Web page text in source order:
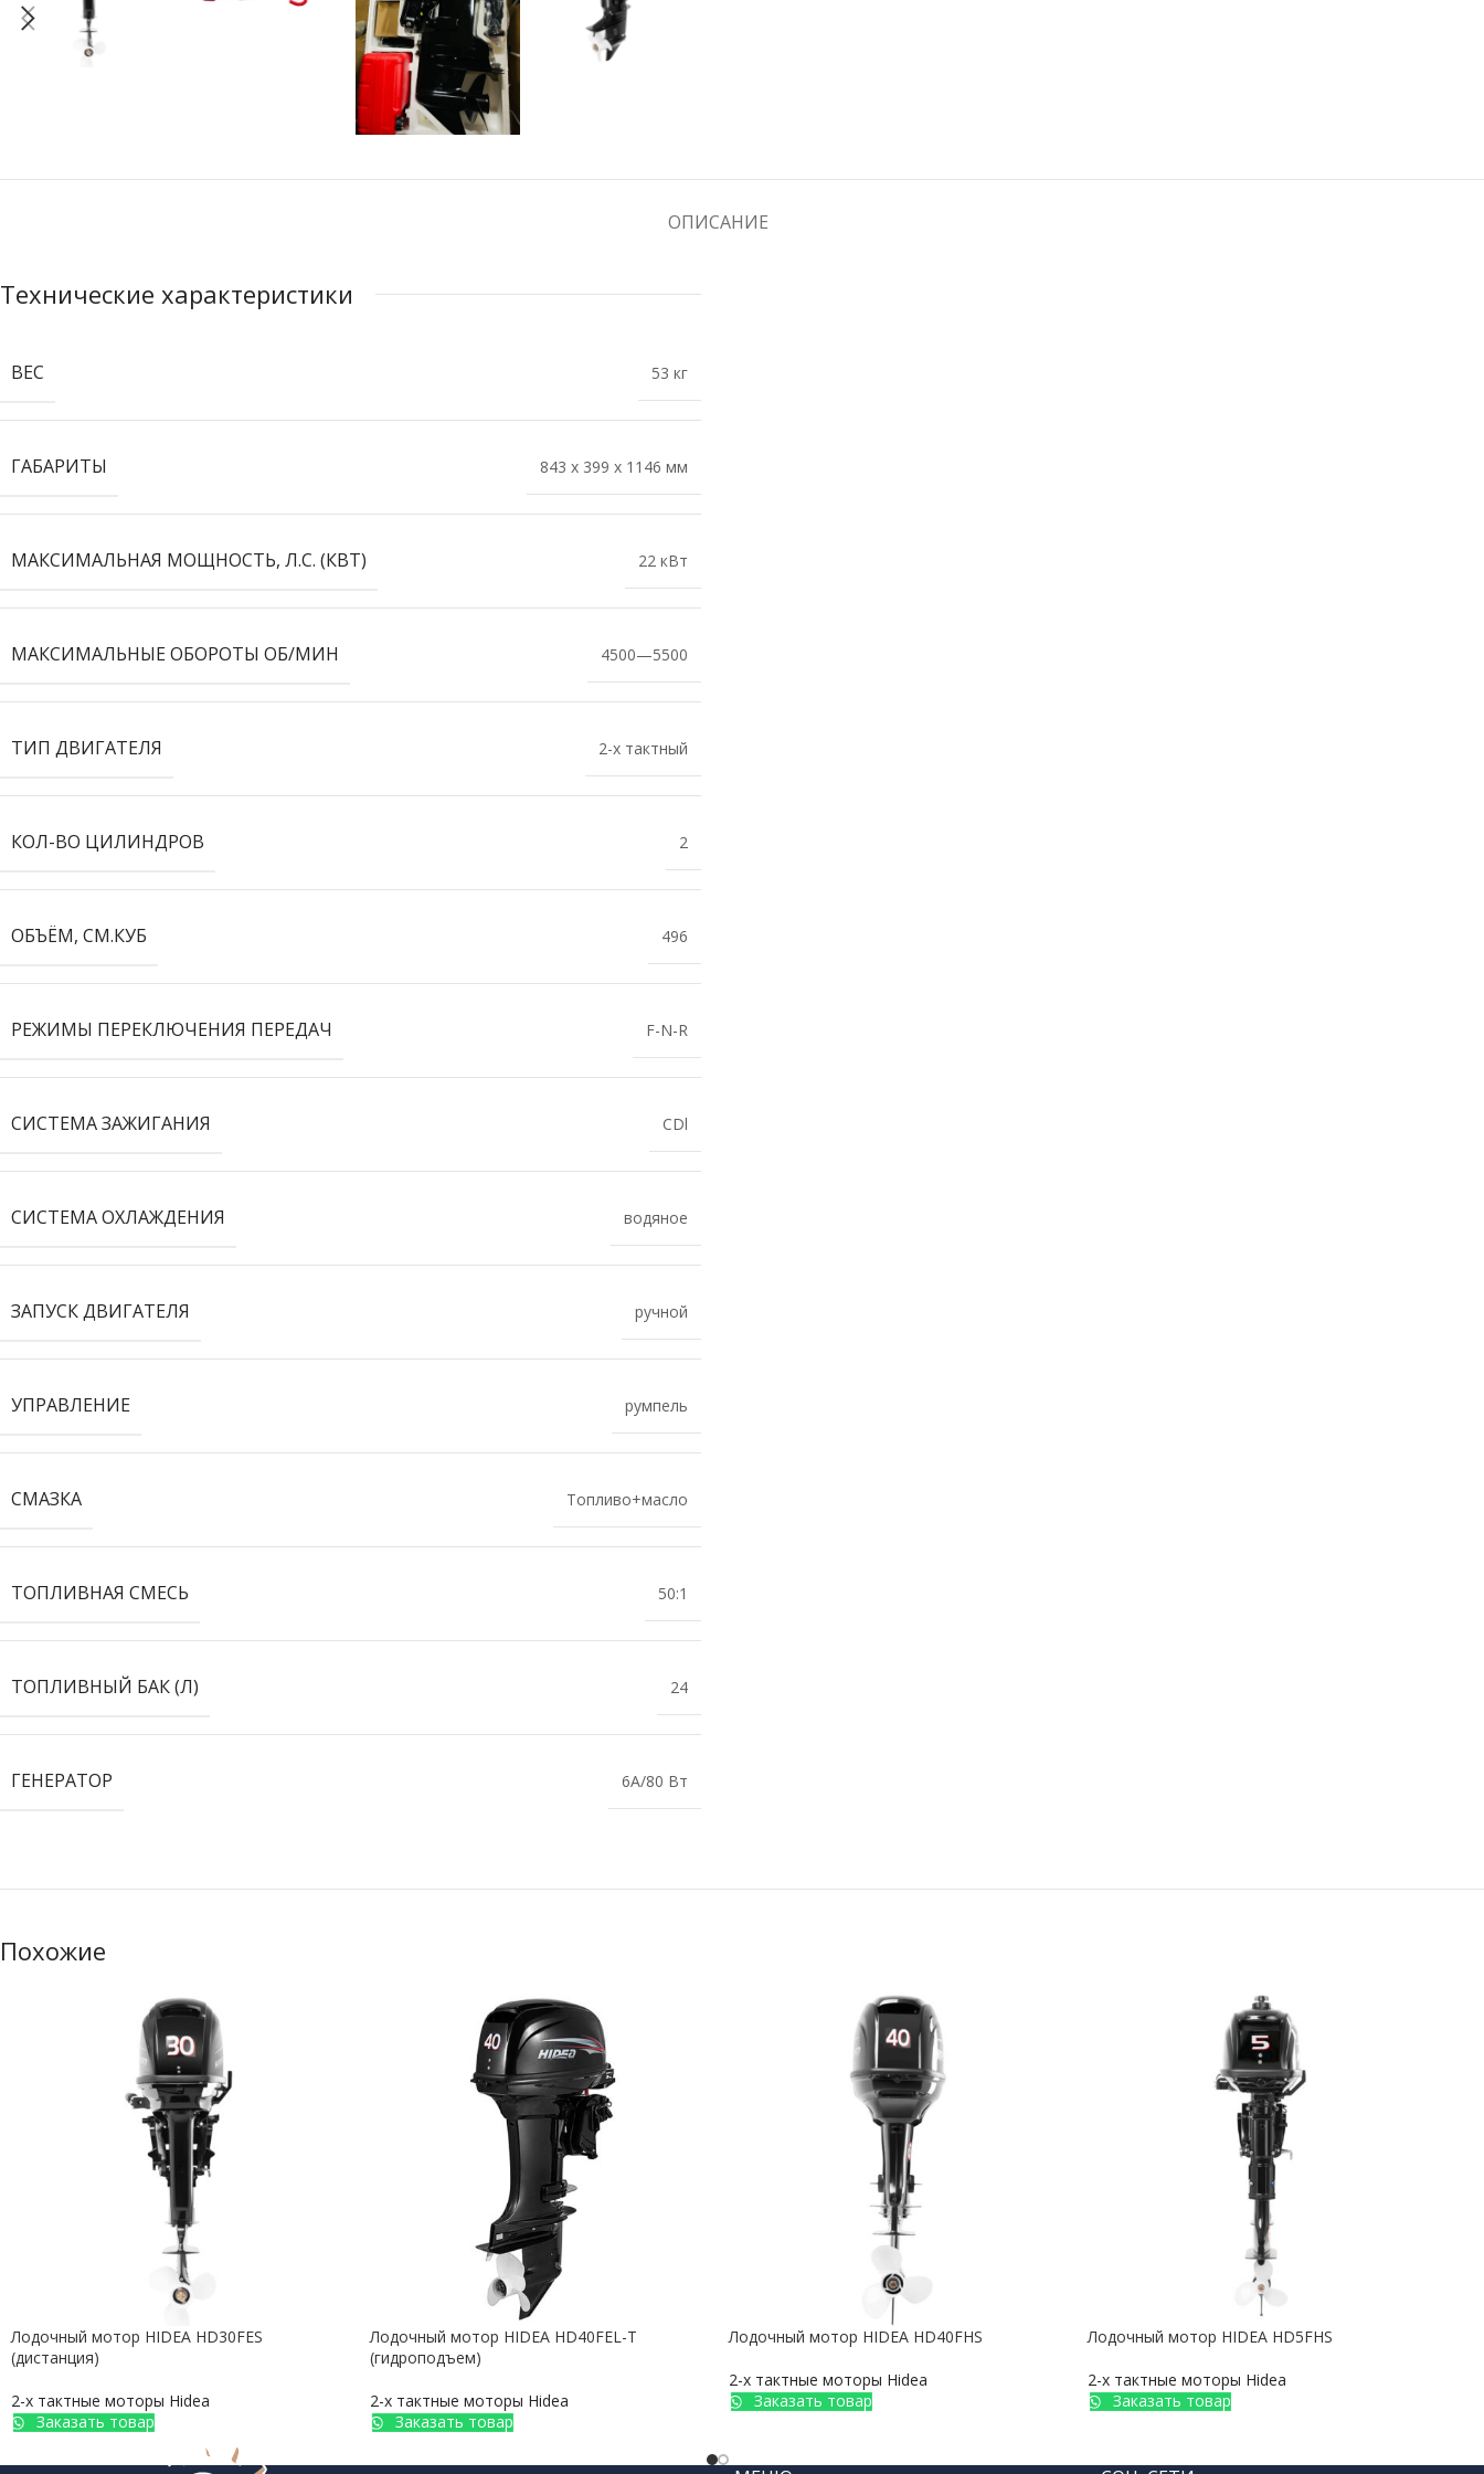
ОПИСАНИЕ
Технические характеристики
ВЕС 53 кг
ГАБАРИТЫ 843 x 399 x 1146 мм
МАКСИМАЛЬНАЯ МОЩНОСТЬ, Л.С. (КВТ) 22 кВт
МАКСИМАЛЬНЫЕ ОБОРОТЫ ОБ/МИН 4500—5500
ТИП ДВИГАТЕЛЯ 2-х тактный
КОЛ-ВО ЦИЛИНДРОВ 2
ОБЪЁМ, СМ.КУБ 496
РЕЖИМЫ ПЕРЕКЛЮЧЕНИЯ ПЕРЕДАЧ F-N-R
СИСТЕМА ЗАЖИГАНИЯ CDl
СИСТЕМА ОХЛАЖДЕНИЯ водяное
ЗАПУСК ДВИГАТЕЛЯ ручной
УПРАВЛЕНИЕ румпель
СМАЗКА Топливо+масло
ТОПЛИВНАЯ СМЕСЬ 50:1
ТОПЛИВНЫЙ БАК (Л) 24
ГЕНЕРАТОР 6А/80 Вт
Похожие
Лодочный мотор HIDEA HD30FES
(дистанция)
2-х тактные моторы Hidea
Заказать товар
Лодочный мотор HIDEA HD40FEL-T
(гидроподъем)
2-х тактные моторы Hidea
Заказать товар
Лодочный мотор HIDEA HD40FHS
2-х тактные моторы Hidea
Заказать товар
Лодочный мотор HIDEA HD5FHS
2-х тактные моторы Hidea
Заказать товар